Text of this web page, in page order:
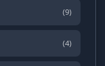
(9)
(4)